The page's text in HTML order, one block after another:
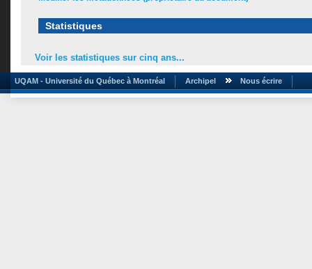
Statistiques
Voir les statistiques sur cinq ans...
UQAM - Université du Québec à Montréal Archipel Nous écrire